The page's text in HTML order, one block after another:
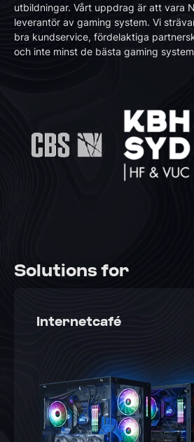
utbildningar. Vårt uppdrag är att vara
leverantör av gaming system. Vi
bra kundservice, fördelaktiga
och inte minst de bästa gaming
Solutions for
Internetcafé